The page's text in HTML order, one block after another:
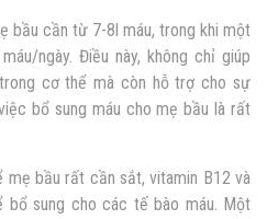
bầu cần từ 7-8l máu, trong khi một
ngày. Điều này, không chỉ giúp
cơ thể mà còn hỗ trợ cho sự
bổ sung máu cho mẹ bầu là rất
mẹ bầu rất cần sắt, vitamin B12 và
sung cho các tế bào máu. Một